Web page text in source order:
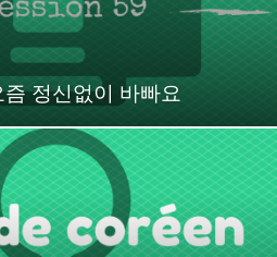
정신없이 바빠요